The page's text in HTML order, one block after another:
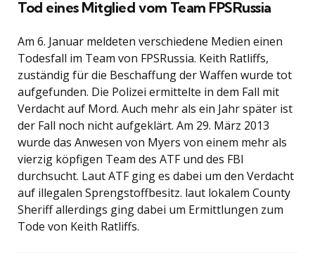
Tod eines Mitglied vom Team FPSRussia
Am 6. Januar meldeten verschiedene Medien einen
Todesfall im Team von FPSRussia. Keith Ratliffs,
zuständig für die Beschaffung der Waffen wurde tot
aufgefunden. Die Polizei ermittelte in dem Fall mit
Verdacht auf Mord. Auch mehr als ein Jahr später ist
der Fall noch nicht aufgeklärt. Am 29. März 2013
wurde das Anwesen von Myers von einem mehr als
vierzig köpfigen Team des ATF und des FBI
durchsucht. Laut ATF ging es dabei um den Verdacht
auf illegalen Sprengstoffbesitz. laut lokalem County
Sheriff allerdings ging dabei um Ermittlungen zum
Tode von Keith Ratliffs.